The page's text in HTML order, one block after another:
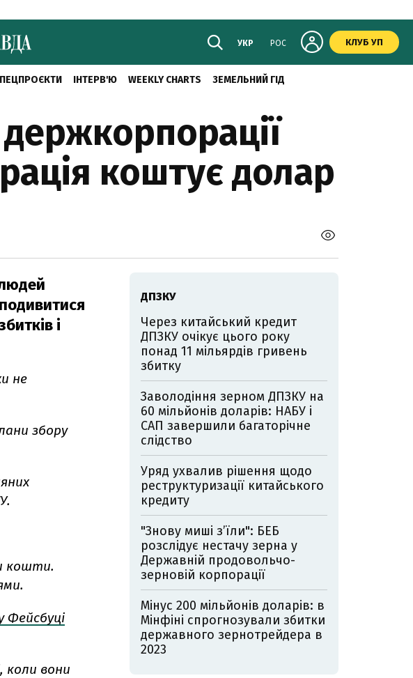
УКР РОС КЛУБ УП
ІНТЕРВ'Ю WEEKLY CHARTS ЗЕМЕЛЬНИЙ ГІД
коштує долар
і
не
збору
кошти.
Фейсбуці
коли вони
ДПЗКУ
Через китайський кредит
ДПЗКУ очікує цього року
понад 11 мільярдів гривень
збитку
Заволодіння зерном ДПЗКУ на
60 мільйонів доларів: НАБУ і
САП завершили багаторічне
слідство
Уряд ухвалив рішення щодо
реструктуризації китайського
кредиту
"Знову миші з’їли": БЕБ
розслідує нестачу зерна у
Державній продовольчо-
зерновій корпорації
Мінус 200 мільйонів доларів: в
Мінфіні спрогнозували збитки
державного зернотрейдера в
2023